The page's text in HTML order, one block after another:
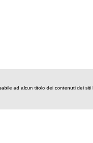
ad alcun titolo dei contenuti dei siti